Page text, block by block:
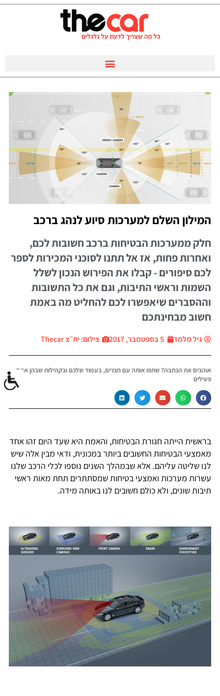
המילון השלם למערכות סיוע לנהג ברכב
חלק ממערכות הבטיחות ברכב חשובות לכם,
ואחרות פחות, אז אל תתנו לסוכני המכירות לספר
לכם סיפורים - קבלו את הפירוש הנכון לשלל
השמות וראשי התיבות, וגם את כל התשובות
וההסברים שיאפשרו לכם להחליט מה באמת
חשוב מבחינתכם
גיל מלמד 5 בספטמבר, 2017 צילום: יח״צ Thecar
אוהבים את הכתבה? שתפו אותה עם חברים, בעמוד שלכם ובקהילות שבהן אתם
פעילים
בראשית הייתה חגורת הבטיחות, והאמת היא שעד היום זהו אחד
מאמצעי הבטיחות החשובים ביותר במכונית, ודאי מבין אלה שיש
לנו שליטה עליהם. אלא שבמהלך השנים נוספו לכלי הרכב שלנו
עשרות מערכות ואמצעי בטיחות שמסתתרים תחת מאות ראשי
תיבות שונים, ולא כולם חשובים לנו באותה מידה.